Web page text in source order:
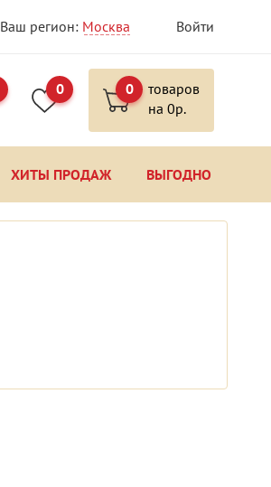
Ваш регион: Москва Войти
0 0
товаров
на 0р.
ХИТЫ ПРОДАЖ ВЫГОДНО